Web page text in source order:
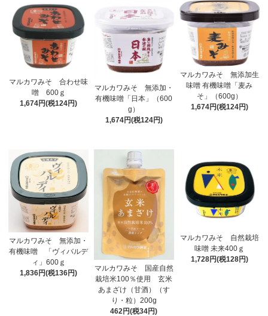
マルカワみそ 合わせ味
噌 600ｇ
1,674円(税124円)
マルカワみそ 無添加・
有機味噌「日本」（600
g）
1,674円(税124円)
マルカワみそ 無添加生
味噌 有機味噌「麦み
そ」（600g）
1,674円(税124円)
マルカワみそ 無添加・
有機味噌 「ヴィバルデ
ィ」600ｇ
1,836円(税136円)
マルカワみそ 国産自然
栽培米100％使用 玄米
あまざけ（甘酒）（す
り・粒）200g
462円(税34円)
マルカワみそ 自然栽培
味噌 未来400ｇ
1,728円(税128円)